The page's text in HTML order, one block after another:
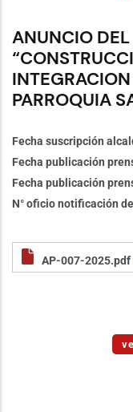
ANUNCIO DEL
PARROQUIA
Fecha suscripción
Fecha publicación
Fecha publicación
N° oficio notificación
AP-007-2025.pdf